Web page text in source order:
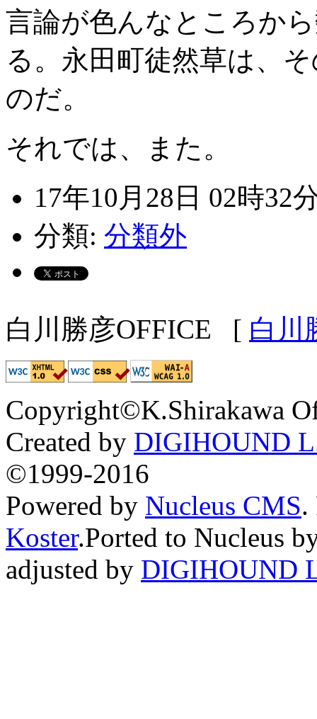
言論が色んなところか
る。永田町徒然草は、
のだ。
それでは、また。
17年10月28日 02時32
分類: 分類外
白川勝彦OFFICE [ 白川
Copyright©K.Shirakawa
Created by DIGIHOUND
©1999-2016
Powered by Nucleus CMS.
Koster.Ported to Nucleus
adjusted by DIGIHOUND